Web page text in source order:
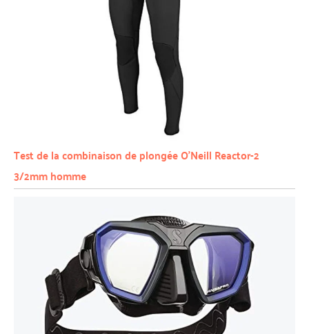
Test de la combinaison de plongée O’Neill Reactor-2
3/2mm homme